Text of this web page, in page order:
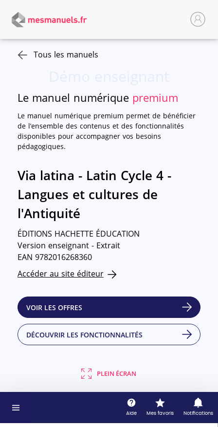
Tous les manuels
Le manuel numérique premium
Le manuel numérique premium permet de bénéficier
de l’ensemble des contenus et des fonctionnalités
disponibles pour accompagner vos besoins
pédagogiques.
Via latina - Latin Cycle 4 -
Langues et cultures de
l'Antiquité
ÉDITIONS HACHETTE ÉDUCATION
Version enseignant - Extrait
EAN 9782016268360
Accéder au site éditeur
VOIR LES OFFRES
DÉCOUVRIR LES FONCTIONNALITÉS
PLEIN ÉCRAN